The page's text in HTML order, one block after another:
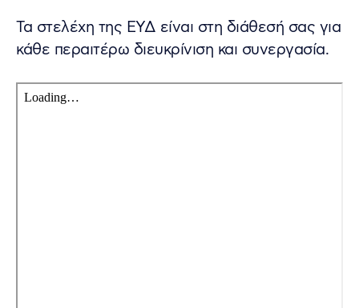
Τα στελέχη της ΕΥΔ είναι στη διάθεσή σας για
κάθε περαιτέρω διευκρίνιση και συνεργασία.